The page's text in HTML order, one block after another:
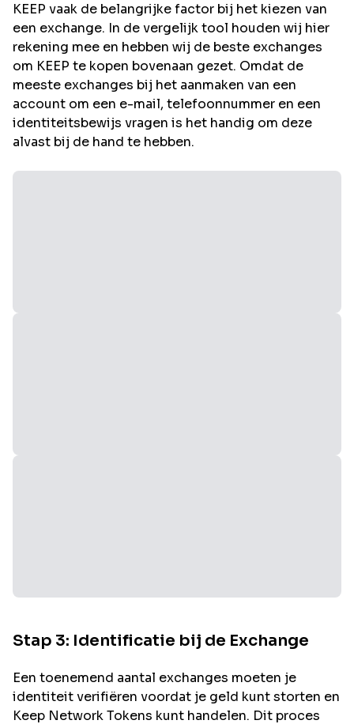
KEEP vaak de belangrijke factor bij het kiezen van
een exchange. In de vergelijk tool houden wij hier
rekening mee en hebben wij de beste exchanges
om KEEP te kopen bovenaan gezet. Omdat de
meeste exchanges bij het aanmaken van een
account om een e-mail, telefoonnummer en een
identiteitsbewijs vragen is het handig om deze
alvast bij de hand te hebben.
Stap 3: Identificatie bij de Exchange
Een toenemend aantal exchanges moeten je
identiteit verifiëren voordat je geld kunt storten en
Keep NetworkTokens kunt handelen. Dit proces